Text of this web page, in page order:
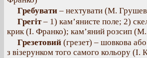
Гребувати – нехтувати (М.
Грегіт– 1) кам’янисте поле; 2)
крик (І. Франко); кам’яний розсип
Грезетовий (грезет) – шовкова
з візерунком того самого кольору (І.